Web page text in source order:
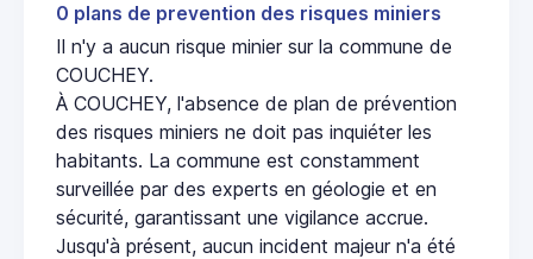
0 plans de prevention des risques miniers
Il n'y a aucun risque minier sur la commune de
COUCHEY.
À COUCHEY, l'absence de plan de prévention
des risques miniers ne doit pas inquiéter les
habitants. La commune est constamment
surveillée par des experts en géologie et en
sécurité, garantissant une vigilance accrue.
Jusqu'à présent, aucun incident majeur n'a été